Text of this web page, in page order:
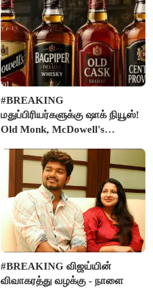
#BREAKING
மதுப்பிரியர்களுக்கு ஷாக் நியூஸ்!
Old Monk, McDowell's
FSSAI தடை
#BREAKING விஜய்யின்
விவாகரத்து வழக்கு - நாளை